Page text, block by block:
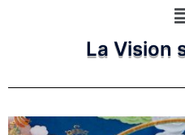
La Vision